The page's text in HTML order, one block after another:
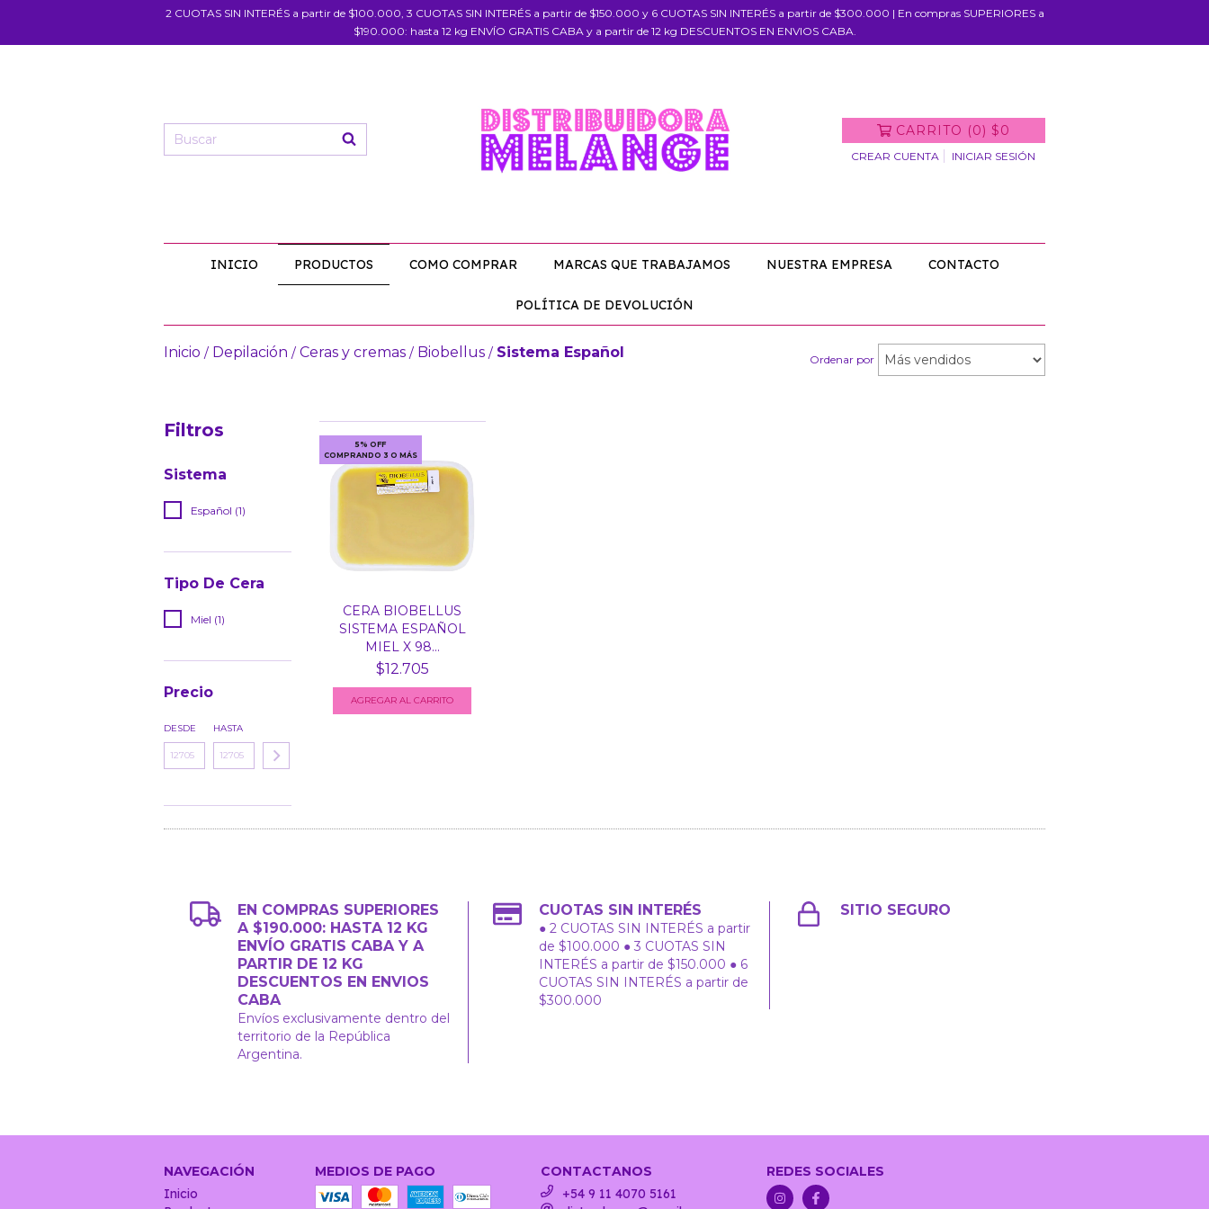
2 CUOTAS SIN INTERÉS a partir de $100.000, 3 CUOTAS SIN INTERÉS a partir de $150.000 y 6 CUOTAS SIN INTERÉS a partir de $300.000 | En compras SUPERIORES a
$190.000: hasta 12 kg ENVÍO GRATIS CABA y a partir de 12 kg DESCUENTOS EN ENVIOS CABA.
CARRITO (0) $0
CREAR CUENTA INICIAR SESIÓN
INICIO PRODUCTOS COMO COMPRAR MARCAS QUE TRABAJAMOS NUESTRA EMPRESA CONTACTO
POLÍTICA DE DEVOLUCIÓN
Inicio / Depilación / Ceras y cremas / Biobellus / Sistema Español Ordenar por
Filtros
Sistema
Español (1)
Tipo De Cera
Miel (1)
Precio
DESDE HASTA
5% OFF
COMPRANDO 3 O MÁS
CERA BIOBELLUS
SISTEMA ESPAÑOL
MIEL X 98...
$12.705
AGREGAR AL CARRITO
EN COMPRAS SUPERIORES
A $190.000: HASTA 12 KG
ENVÍO GRATIS CABA Y A
PARTIR DE 12 KG
DESCUENTOS EN ENVIOS
CABA
Envíos exclusivamente dentro del
territorio de la República
Argentina.
CUOTAS SIN INTERÉS
● 2 CUOTAS SIN INTERÉS a partir
de $100.000 ● 3 CUOTAS SIN
INTERÉS a partir de $150.000 ● 6
CUOTAS SIN INTERÉS a partir de
$300.000
SITIO SEGURO
NAVEGACIÓN
Inicio
MEDIOS DE PAGO
CONTACTANOS
+54 9 11 4070 5161
REDES SOCIALES